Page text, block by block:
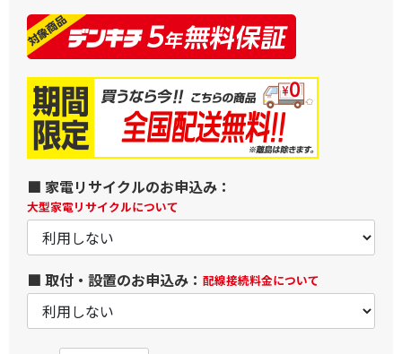
■ 家電リサイクルのお申込み：
大型家電リサイクルについて
■ 取付・設置のお申込み： 配線接続料金について